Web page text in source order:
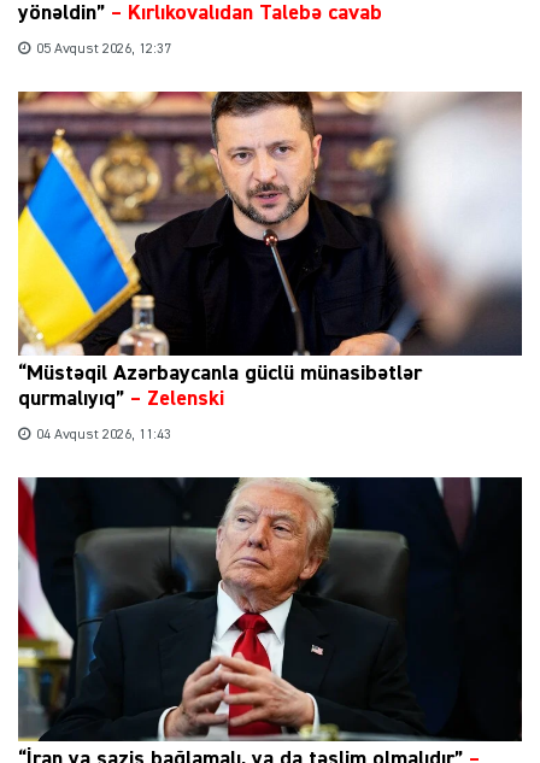
yönəldin” – Kırlıkovalıdan Talebə cavab
05 Avqust 2026, 12:37
“Müstəqil Azərbaycanla güclü münasibətlər
qurmalıyıq” – Zelenski
04 Avqust 2026, 11:43